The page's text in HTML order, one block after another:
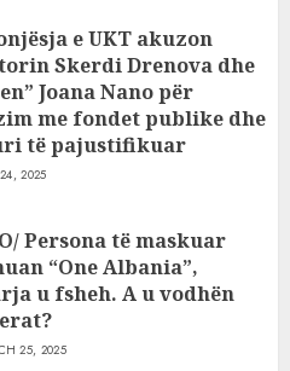
e UKT akuzon
Skerdi Drenova dhe
Joana Nano për
me fondet publike dhe
të pajustifikuar
24, 2025
Persona të maskuar
“One Albania”,
u fsheh. A u vodhën
25, 2025